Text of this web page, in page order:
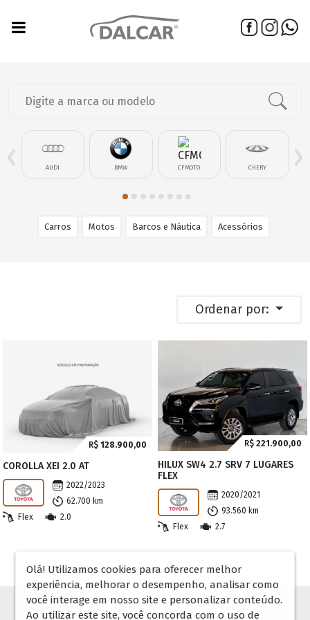
AUDI BMW CFMOTO CHERY
‹ ›
Carros Motos Barcos e Náutica Acessórios
Ordenar por:
R$ 128.900,00
COROLLA XEI 2.0 AT
2022/2023
62.700 km
Flex
2.0
R$ 221.900,00
HILUX SW4 2.7 SRV 7 LUGARES
FLEX
2020/2021
93.560 km
Flex
2.7
Olá! Utilizamos cookies para oferecer melhor
experiência, melhorar o desempenho, analisar como
você interage em nosso site e personalizar conteúdo.
Ao utilizar este site, você concorda com o uso de